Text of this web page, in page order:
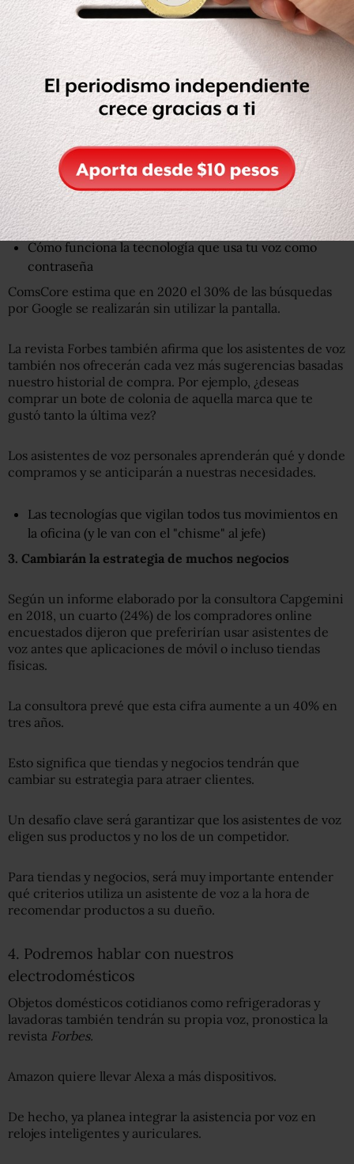
Según una encuesta realizada en 2017 en Estados Unidos,
el 29% de los compradores online usa una interfaz
controlada por voz, mientras que el 41% planea hacerlo
en un futuro.
El 70% de los propietarios de dispositivos domésticos
inteligentes ya compran por voz.
Además, Google afirma que el 20% de las consultas de
búsqueda móvil enviadas a través de su aplicación ya se
realizan por voz.
Cómo funciona la tecnología que usa tu voz como
contraseña
ComsCore estima que en 2020 el 30% de las búsquedas
por Google se realizarán sin utilizar la pantalla.
La revista Forbes también afirma que los asistentes de voz
también nos ofrecerán cada vez más sugerencias basadas
nuestro historial de compra. Por ejemplo, ¿deseas
comprar un bote de colonia de aquella marca que te
gustó tanto la última vez?
Los asistentes de voz personales aprenderán qué y donde
compramos y se anticiparán a nuestras necesidades.
Las tecnologías que vigilan todos tus movimientos en
la oficina (y le van con el "chisme" al jefe)
3. Cambiarán la estrategia de muchos negocios
Según un informe elaborado por la consultora Capgemini
en 2018, un cuarto (24%) de los compradores online
encuestados dijeron que preferirían usar asistentes de
voz antes que aplicaciones de móvil o incluso tiendas
físicas.
La consultora prevé que esta cifra aumente a un 40% en
tres años.
Esto significa que tiendas y negocios tendrán que
cambiar su estrategia para atraer clientes.
Un desafío clave será garantizar que los asistentes de voz
eligen sus productos y no los de un competidor.
Para tiendas y negocios, será muy importante entender
qué criterios utiliza un asistente de voz a la hora de
recomendar productos a su dueño.
4. Podremos hablar con nuestros
electrodomésticos
Objetos domésticos cotidianos como refrigeradoras y
lavadoras también tendrán su propia voz, pronostica la
revista Forbes.
Amazon quiere llevar Alexa a más dispositivos.
De hecho, ya planea integrar la asistencia por voz en
relojes inteligentes y auriculares.